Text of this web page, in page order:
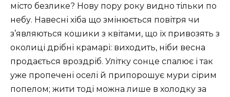
місто безлике? Нову пору року видно тільки по
небу. Навесні хіба що змінюється повітря чи
з’являються кошики з квітами, що їх привозять з
околиці дрібні крамарі: виходить, ніби весна
продається вроздріб. Улітку сонце спалює і так
уже пропечені оселі й припорошує мури сірим
попелом; жити тоді можна лише в холодку за